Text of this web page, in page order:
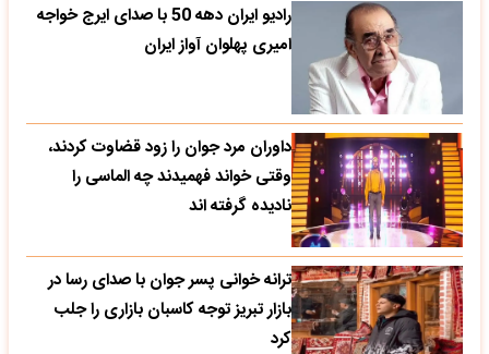
رادیو ایران دهه 50 با صدای ایرج خواجه
امیری پهلوان آواز ایران
داوران مرد جوان را زود قضاوت کردند،
وقتی خواند فهمیدند چه الماسی را
نادیده گرفته اند
ترانه خوانی پسر جوان با صدای رسا در
بازار تبریز توجه کاسبان بازاری را جلب
کرد